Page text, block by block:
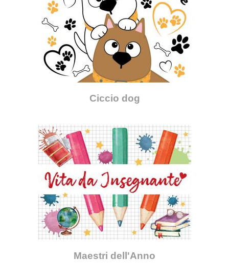
Ciccio dog
Maestri dell'Anno